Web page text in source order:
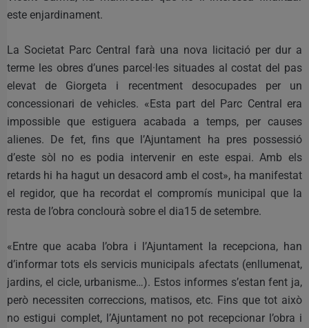
este enjardinament.
La Societat Parc Central farà una nova licitació per dur a
terme les obres d’unes parcel·les situades al costat del pas
elevat de Giorgeta i recentment desocupades per un
concessionari de vehicles. «Esta part del Parc Central era
impossible que estiguera acabada a temps, per causes
alienes. De fet, fins que l’Ajuntament ha pres possessió
d’este sòl no es podia intervenir en este espai. Amb els
retards hi ha hagut un desacord amb el cost», ha manifestat
el regidor, que ha recordat el compromís municipal que la
resta de l’obra conclourà sobre el dia15 de setembre.
«Entre que acaba l’obra i l’Ajuntament la recepciona, han
d’informar tots els servicis municipals afectats (enllumenat,
jardins, el cicle, urbanisme…). Estos informes s’estan fent ja,
però necessiten correccions, matisos, etc. Fins que tot això
no estigui complet, l’Ajuntament no pot recepcionar l’obra i